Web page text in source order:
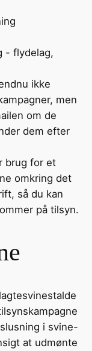
- flydelag,
ikke
men
om de
dem efter
brug for et
omkring det
så du kan
på tilsyn.
i svine-
at udmønte